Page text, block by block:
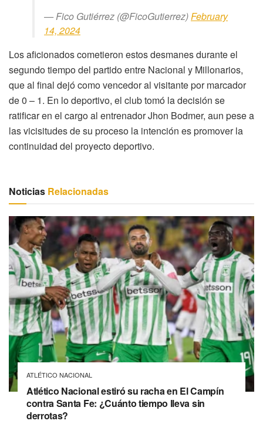
— Fico Gutiérrez (@FicoGutierrez)February
14, 2024
Los aficionados cometieron estos desmanes durante el
segundo tiempo del partido entre Nacional y Millonarios,
que al final dejó como vencedor al visitante por marcador
de 0 – 1. En lo deportivo, el club tomó la decisión se
ratificar en el cargo al entrenador Jhon Bodmer, aun pese a
las vicisitudes de su proceso la intención es promover la
continuidad del proyecto deportivo.
Noticias Relacionadas
ATLÉTICO NACIONAL
Atlético Nacional estiró su racha en El Campín
contra Santa Fe: ¿Cuánto tiempo lleva sin
derrotas?